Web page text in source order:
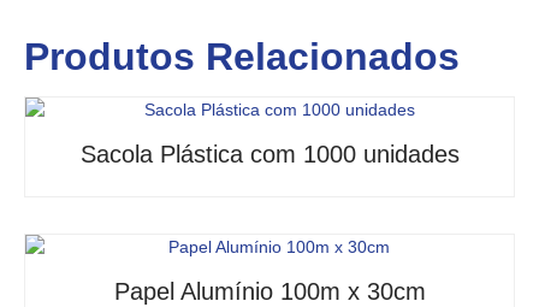
Produtos Relacionados
Sacola Plástica com 1000 unidades
Papel Alumínio 100m x 30cm